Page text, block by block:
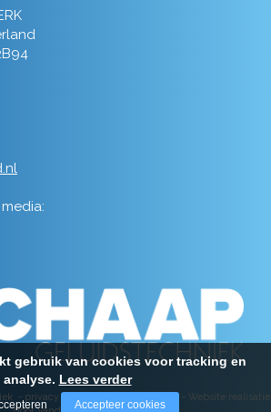
- privacy - algemene voorwaarden- Website realisatie
gebruik van cookies voor tracking en
analyse. Lees verder
Accepteer cookies